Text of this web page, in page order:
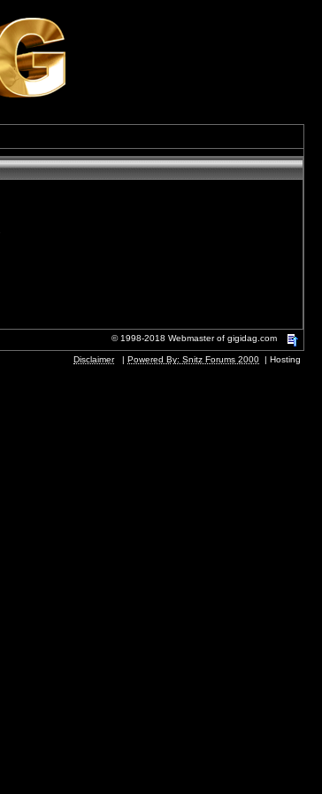
© 1998-2018 Webmaster of gigidag.com
Disclaimer| Powered By: Snitz Forums 2000 | Hosting